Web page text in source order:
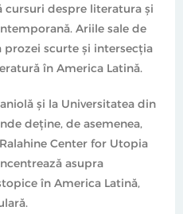
despre literatura și
Ariile sale de
scurte și intersecția
în America Latină.
și la Universitatea din
deține, de asemenea,
Center for Utopia
asupra
în America Latină,